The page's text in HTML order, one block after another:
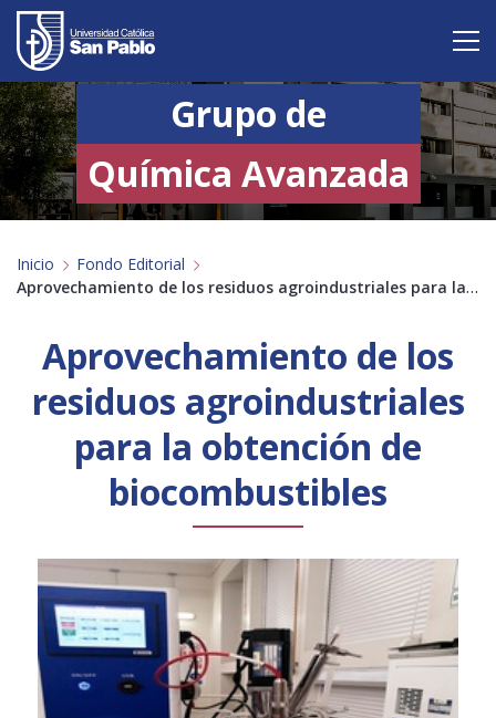
Vive San Pablo
Admisión
Carreras
Postgrado
Investigación
Servicio y proyección a la sociedad
Profesores Antiguos Alumnos Padres
Licenciamiento Biblioteca Noticias
Grupo de
Química Avanzada
Inicio Fondo Editorial
Aprovechamiento de los residuos agroindustriales para la obtención de biocombustibles
Aprovechamiento de los
residuos agroindustriales
para la obtención de
biocombustibles